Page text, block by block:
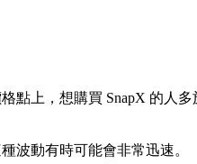
上，想購買 SnapX 的人
波動有時可能會非常迅速。